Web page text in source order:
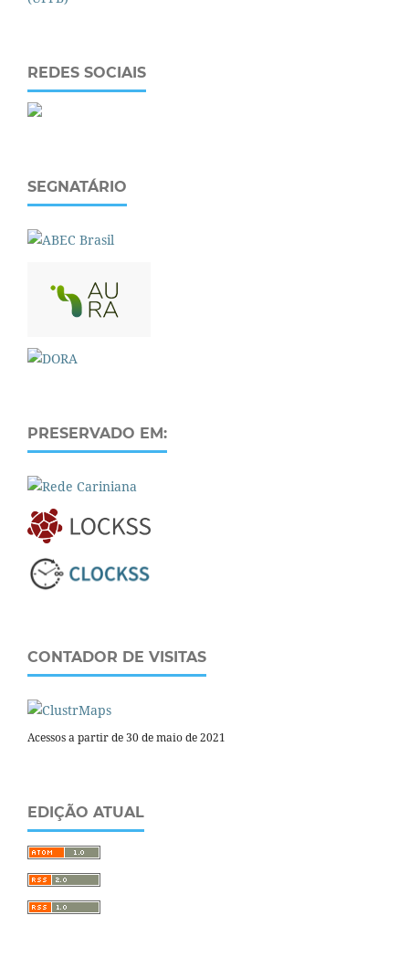
REDES SOCIAIS
SEGNATÁRIO
PRESERVADO EM:
CONTADOR DE VISITAS
Acessos a partir de 30 de maio de 2021
EDIÇÃO ATUAL